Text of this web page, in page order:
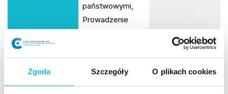
Zgoda Szczegóły O plikach cookies
państwowymi,
Prowadzenie
dowodowego.